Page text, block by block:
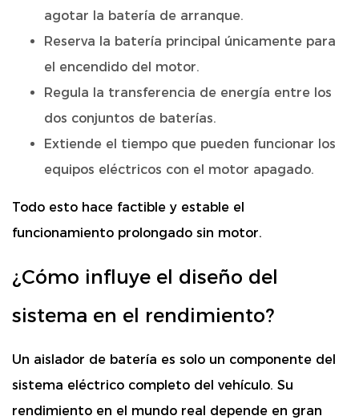
agotar la batería de arranque.
Reserva la batería principal únicamente para
el encendido del motor.
Regula la transferencia de energía entre los
dos conjuntos de baterías.
Extiende el tiempo que pueden funcionar los
equipos eléctricos con el motor apagado.
Todo esto hace factible y estable el
funcionamiento prolongado sin motor.
¿Cómo influye el diseño del
sistema en el rendimiento?
Un aislador de batería es solo un componente del
sistema eléctrico completo del vehículo. Su
rendimiento en el mundo real depende en gran